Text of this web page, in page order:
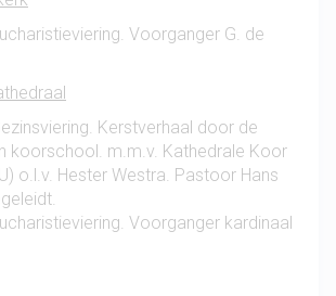
Voorganger G. de
Kerstverhaal door de
koorschool. m.m.v. Kathedrale Koor
o.l.v. Hester Westra. Pastoor Hans
Voorganger kardinaal